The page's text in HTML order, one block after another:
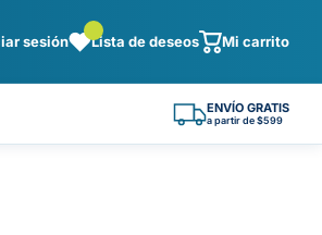
sesión Lista de deseos Mi carrito
ENVÍO GRATIS
a partir de $599